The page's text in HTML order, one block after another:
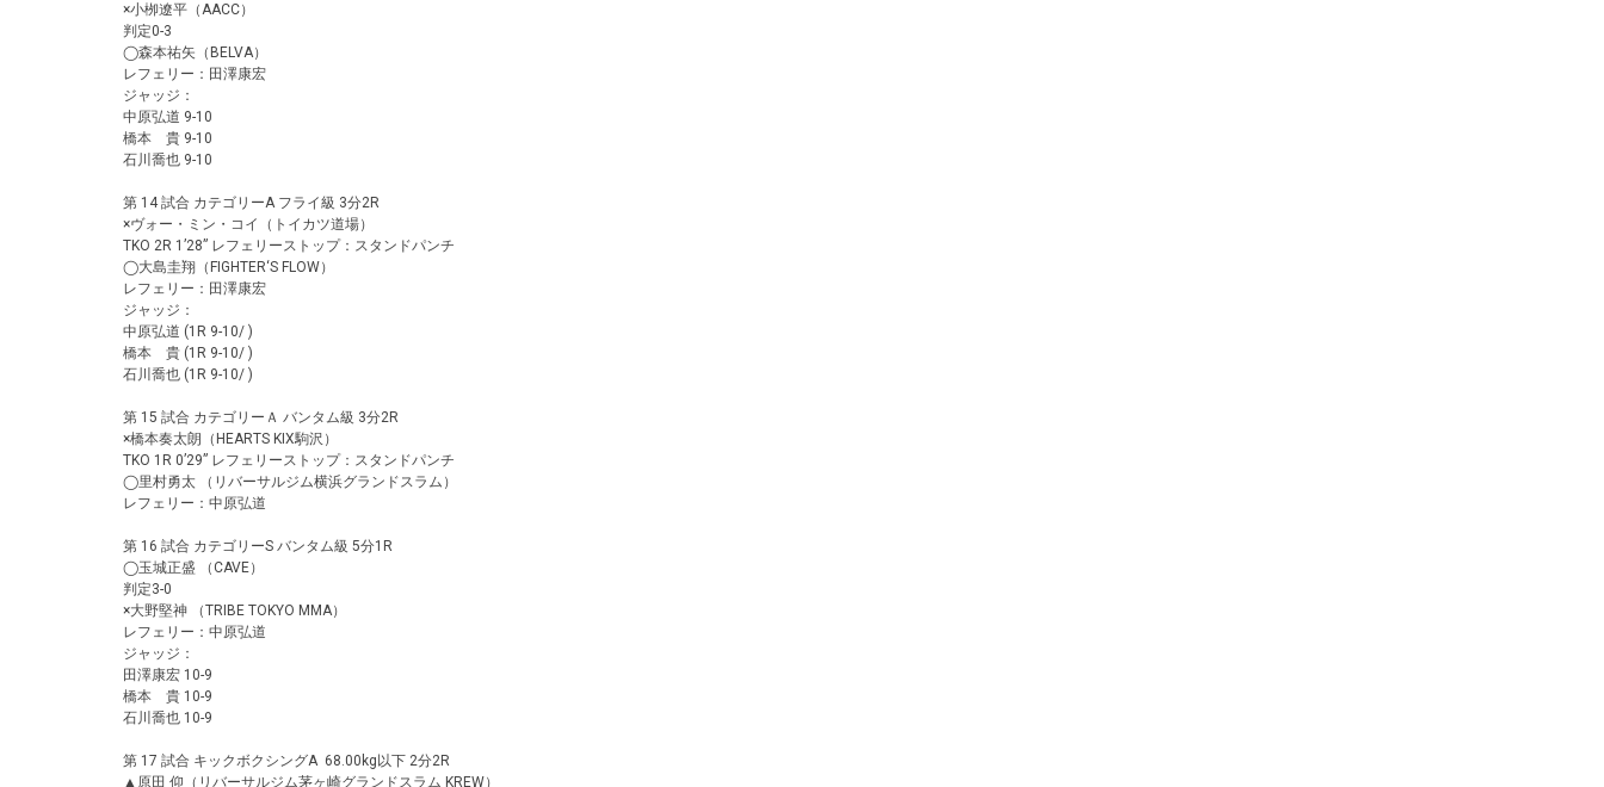
×小栁遼平（AACC）
判定0-3
◯森本祐矢（BELVA）
レフェリー：田澤康宏
ジャッジ：
中原弘道 9-10
橋本 貴 9-10
石川喬也 9-10
第 14 試合 カテゴリーA フライ級 3分2R
×ヴォー・ミン・コイ（トイカツ道場）
TKO 2R 1’28” レフェリーストップ：スタンドパンチ
◯大島圭翔（FIGHTER‘S FLOW）
レフェリー：田澤康宏
ジャッジ：
中原弘道 (1R 9-10/ )
橋本 貴 (1R 9-10/ )
石川喬也 (1R 9-10/ )
第 15 試合 カテゴリーＡ バンタム級 3分2R
×橋本奏太朗（HEARTS KIX駒沢）
TKO 1R 0’29” レフェリーストップ：スタンドパンチ
◯里村勇太 （リバーサルジム横浜グランドスラム）
レフェリー：中原弘道
第 16 試合 カテゴリーS バンタム級 5分1R
◯玉城正盛 （CAVE）
判定3-0
×大野堅神 （TRIBE TOKYO MMA）
レフェリー：中原弘道
ジャッジ：
田澤康宏 10-9
橋本 貴 10-9
石川喬也 10-9
第 17 試合 キックボクシングA 68.00kg以下 2分2R
▲原田 仰（リバーサルジム茅ヶ崎グランドスラム KREW）